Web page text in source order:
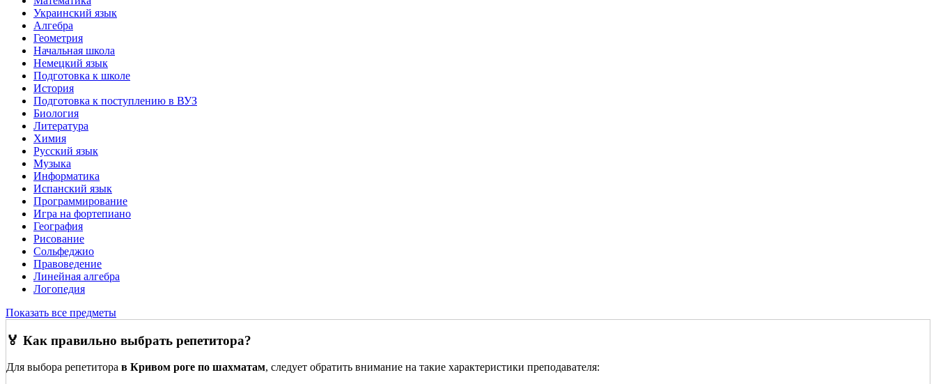
Украинский язык
Алгебра
Геометрия
Начальная школа
Немецкий язык
Подготовка к школе
История
Подготовка к поступлению в ВУЗ
Биология
Литература
Химия
Русский язык
Музыка
Информатика
Испанский язык
Программирование
Игра на фортепиано
География
Рисование
Сольфеджио
Правоведение
Линейная алгебра
Логопедия
Показать все предметы
🏅 Как правильно выбрать репетитора?
Для выбора репетитора в Кривом роге по шахматам, следует обратить внимание на такие характеристики преподавателя: